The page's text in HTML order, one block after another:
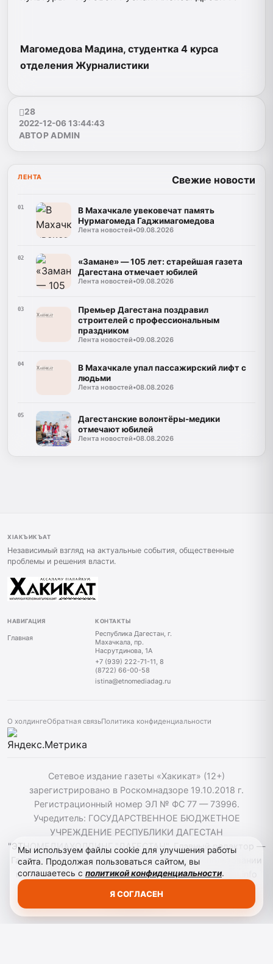
Магомедова Мадина, студентка 4 курса
отделения Журналистики
28
2022-12-06 13:44:43
АВТОР ADMIN
ЛЕНТА Свежие новости
01
В Махачкале увековечат память
Нурмагомеда Гаджимагомедова
Лента новостей•09.08.2026
02
«Замане» — 105 лет: старейшая газета
Дагестана отмечает юбилей
Лента новостей•09.08.2026
03
Премьер Дагестана поздравил
строителей с профессиональным
праздником
Лента новостей•09.08.2026
04
В Махачкале упал пассажирский лифт с
людьми
Лента новостей•08.08.2026
05
Дагестанские волонтёры-медики
отмечают юбилей
Лента новостей•08.08.2026
ХIАКЪИКЪАТ
Независимый взгляд на актуальные события, общественные
проблемы и решения власти.
НАВИГАЦИЯ
Главная
КОНТАКТЫ
Республика Дагестан, г.
Махачкала, пр.
Насрутдинова, 1А
+7 (939) 222-71-11, 8
(8722) 66-00-58
istina@etnomediadag.ru
О холдингеОбратная связьПолитика конфиденциальности
Сетевое издание газеты «Хакикат» (12+)
зарегистрировано в Роскомнадзоре 19.10.2018 г.
Регистрационный номер ЭЛ № ФС 77 — 73996.
Учредитель: ГОСУДАРСТВЕННОЕ БЮДЖЕТНОЕ
УЧРЕЖДЕНИЕ РЕСПУБЛИКИ ДАГЕСТАН
"ЭТНОМЕДИАХОЛДИНГ "ДАГЕСТАН". Главный редактор —
Гасанов Т. М. Телефон: +79392227111. При использовании
материалов сайта активная гиперссылка на hakikat.info
Мы используем файлы cookie для улучшения работы
сайта. Продолжая пользоваться сайтом, вы
соглашаетесь с политикой конфиденциальности.
Я СОГЛАСЕН